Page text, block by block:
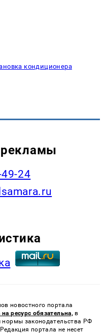
кондиционера
24
новостного портала
ресурс обязательна, в
нормы законодательства РФ
портала не несет